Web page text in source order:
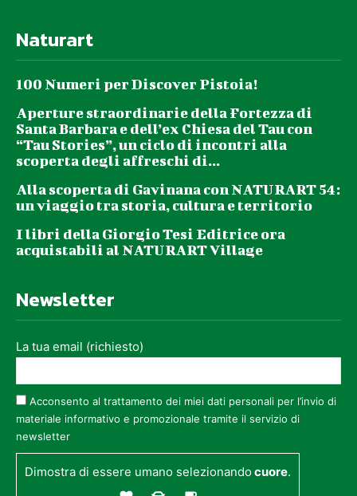
Naturart
100 Numeri per Discover Pistoia!
Aperture straordinarie della Fortezza di
Santa Barbara e dell’ex Chiesa del Tau con
“Tau Stories”, un ciclo di incontri alla
scoperta degli affreschi di...
Alla scoperta di Gavinana con NATURART 54:
un viaggio tra storia, cultura e territorio
I libri della Giorgio Tesi Editrice ora
acquistabili al NATURART Village
Newsletter
La tua email (richiesto)
Acconsento al trattamento dei miei dati personali per l’invio di
materiale informativo e promozionale tramite il servizio di
newsletter
Dimostra di essere umano selezionandocuore.